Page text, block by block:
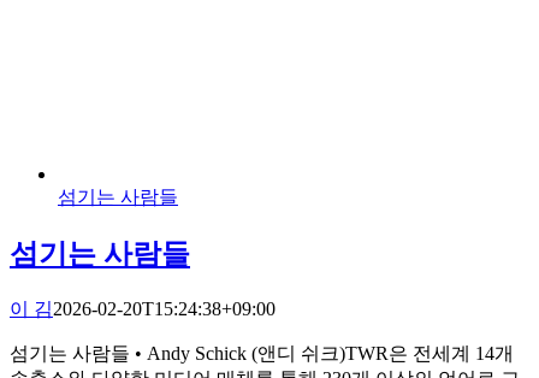
섬기는 사람들
섬기는 사람들
이 김2026-02-20T15:24:38+09:00
섬기는 사람들 • Andy Schick (앤디 쉬크)TWR은 전세계 14개